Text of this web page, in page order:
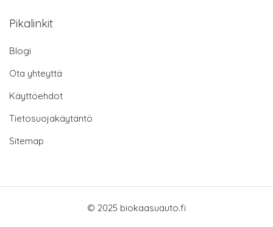
Pikalinkit
Blogi
Ota yhteyttä
Käyttöehdot
Tietosuojakäytäntö
Sitemap
© 2025 biokaasuauto.fi